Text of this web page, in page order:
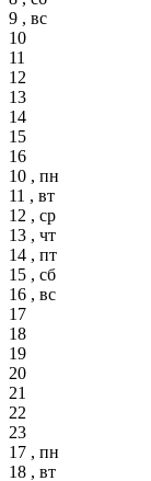
9 , вс
10
11
12
13
14
15
16
10 , пн
11 , вт
12 , ср
13 , чт
14 , пт
15 , сб
16 , вс
17
18
19
20
21
22
23
17 , пн
18 , вт